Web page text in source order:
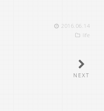
2016.06.14
life
NEXT